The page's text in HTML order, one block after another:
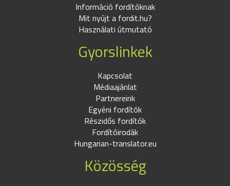
Információ fordítóknak
Mit nyújt a fordit.hu?
Használati útmutató
Gyorslinkek
Kapcsolat
Médiaajánlat
Partnereink
Egyéni fordítók
Részidős fordítók
Fordítóirodák
Hungarian-translator.eu
Közösség